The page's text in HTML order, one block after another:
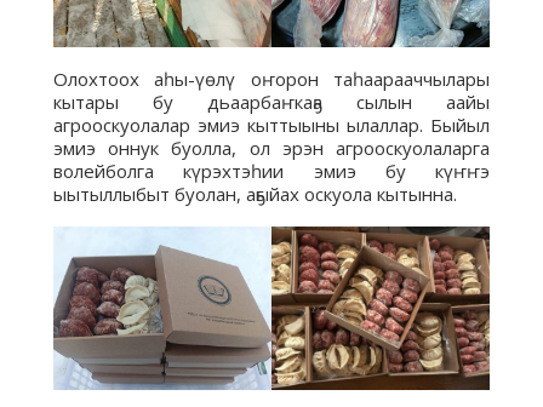
Олохтоох аһы-үөлү оҥорон таһаарааччылары
кытары бу дьаарбаҥкаҕа сылын аайы
агрооскуолалар эмиэ кыттыыны ылаллар. Быйыл
эмиэ оннук буолла, ол эрэн агрооскуолаларга
волейболга күрэхтэһии эмиэ бу күҥҥэ
ыытыллыбыт буолан, аҕыйах оскуола кытынна.